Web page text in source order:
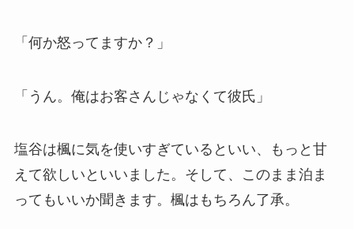
「何か怒ってますか？」
「うん。俺はお客さんじゃなくて彼氏」
塩谷は楓に気を使いすぎているといい、もっと甘
えて欲しいといいました。そして、このまま泊ま
ってもいいか聞きます。楓はもちろん了承。